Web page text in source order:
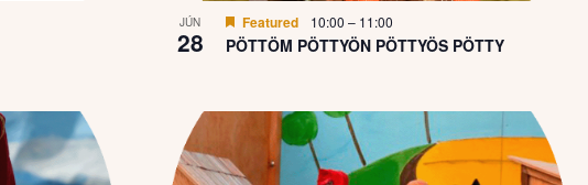
JÚN
28 PÖTTÖM PÖTTYÖN PÖTTYÖS PÖTTY
Featured 10:00 – 11:00